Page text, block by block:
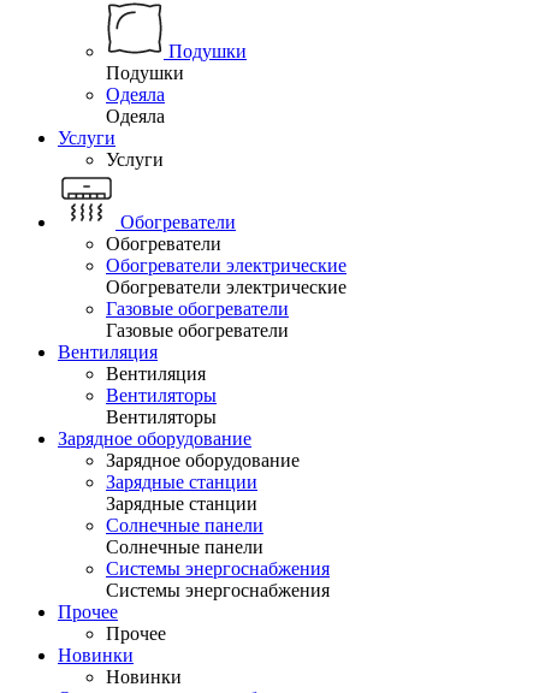
Подушки
Подушки
Одеяла
Одеяла
Услуги
Услуги
Обогреватели
Обогреватели
Обогреватели электрические
Обогреватели электрические
Газовые обогреватели
Газовые обогреватели
Вентиляция
Вентиляция
Вентиляторы
Вентиляторы
Зарядное оборудование
Зарядное оборудование
Зарядные станции
Зарядные станции
Солнечные панели
Солнечные панели
Системы энергоснабжения
Системы энергоснабжения
Прочее
Прочее
Новинки
Новинки